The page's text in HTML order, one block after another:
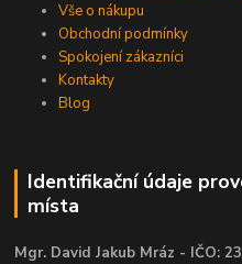
Vše o nákupu
Obchodní podmínky
Spokojení zákazníci
Kontakty
Blog
Identifikační údaje
místa
Mgr. David Jakub Mráz - IČO: